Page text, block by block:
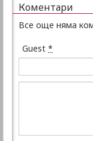
Коментари
Все още няма
Guest *